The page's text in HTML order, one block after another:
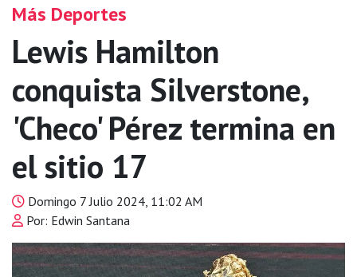
Más Deportes
Lewis Hamilton
conquista Silverstone,
'Checo' Pérez termina en
el sitio 17
Domingo 7 Julio 2024, 11:02 AM
Por: Edwin Santana